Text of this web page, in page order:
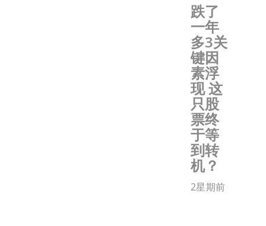
跌了
一年
多3关
键因
素浮
现 这
只股
票终
于等
到转
机？
2星期前